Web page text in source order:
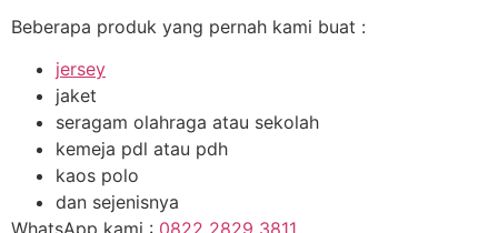
Beberapa produk yang pernah kami buat :
jersey
jaket
seragam olahraga atau sekolah
kemeja pdl atau pdh
kaos polo
dan sejenisnya